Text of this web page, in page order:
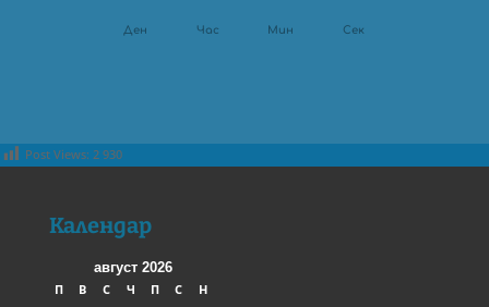
Ден Час Мин Сек
Post Views: 2 930
Календар
август 2026
П
В С Ч П С
Н